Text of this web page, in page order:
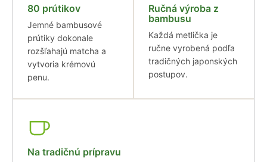
80 prútikov
Jemné bambusové
prútiky dokonale
rozšľahajú matcha a
vytvoria krémovú
penu.
Ručná výroba z
bambusu
Každá metlička je
ručne vyrobená podľa
tradičných japonských
postupov.
Na tradičnú prípravu